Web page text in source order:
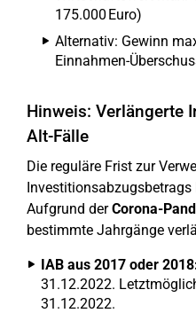
175.000 Euro)
Alternativ: Gewinn
Einnahmen-
Hinweis: Verlängerte
Alt-Fälle
Die reguläre Frist zur
Investitionsabzugsbetrags
Aufgrund derCorona-
bestimmte Jahrgänge
IAB aus 2017 oder
31.12.2022.
31.12.2022.